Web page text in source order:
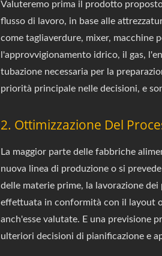
Valuteremo prima il prodotto
flusso di lavoro, in base alle
come tagliaverdure, mixer, macchine
l'approvvigionamento idrico, il gas,
tubazione necessaria per la
priorità principale nelle decisioni, e
2. Ottimizzazione Del
La maggior parte delle fabbriche
nuova linea di produzione o si
delle materie prime, la lavorazione
effettuata in conformità con il layout
anch'esse valutate. E una previsione
ulteriori decisioni di pianificazione e